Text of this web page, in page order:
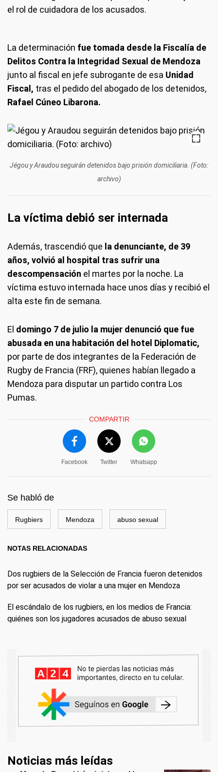
el rol de cuidadora de los acusados.
La determinación fue tomada desde la Fiscalía de
Delitos Contra la Integridad Sexual de Mendoza
junto al fiscal en jefe subrogante de esa Unidad
Fiscal, tras el pedido del abogado de los detenidos,
Rafael Cúneo Libarona.
Jégou y Araudou seguirán detenidos bajo prisión domiciliaria. (Foto:
archivo)
La víctima debió ser internada
Además, trascendió que la denunciante, de 39
años, volvió al hospital tras sufrir una
descompensación el martes por la noche. La
víctima estuvo internada hace unos días y recibió el
alta este fin de semana.
El domingo 7 de julio la mujer denunció que fue
abusada en una habitación del hotel Diplomatic,
por parte de dos integrantes de la Federación de
Rugby de Francia (FRF), quienes habían llegado a
Mendoza para disputar un partido contra Los
Pumas.
COMPARTIR
Facebook Twitter Whatsapp
Se habló de
Rugbiers Mendoza abuso sexual
NOTAS RELACIONADAS
Dos rugbiers de la Selección de Francia fueron detenidos
por ser acusados de violar a una mujer en Mendoza
El escándalo de los rugbiers, en los medios de Francia:
quiénes son los jugadores acusados de abuso sexual
Noticias más leídas